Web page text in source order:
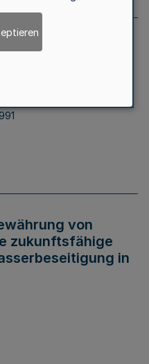
des
- AG -
von
zukunftsfähige
in